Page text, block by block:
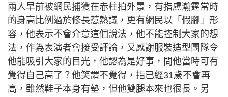
兩人早前被網民捕獲在赤柱拍外景，有指盧瀚霆當時
的身高比例過於修長惹熱議，更有網民以「假腳」形
容，他表示不會介意這個說法，他不能控制大家的想
法，作為表演者會接受評論，又感謝服裝造型團隊令
他能吸引大家的目光，他認為是好事，問他當時可有
覺得自己高了？他笑謂不覺得，指已經31歲不會再
高，雖然鞋子本身有墊，但他雙腿本來也很長。另